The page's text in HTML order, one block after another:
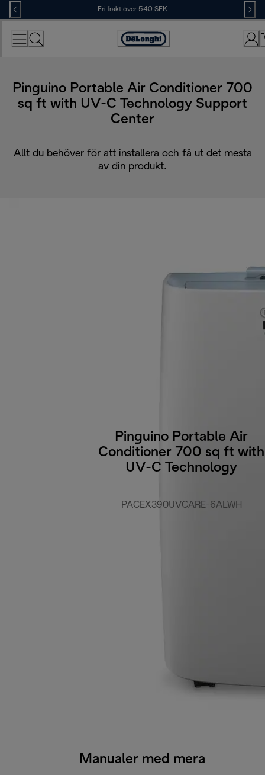
Skip
to
Content
Fri frakt över 540 SEK
Accessibility
Pinguino Portable Air Conditioner 700
sq ft with UV-C Technology Support
Center
Allt du behöver för att installera och få ut det mesta
av din produkt.
Pinguino Portable Air
Conditioner 700 sq ft with
UV-C Technology
PACEX390UVCARE-6ALWH
Manualer med mera